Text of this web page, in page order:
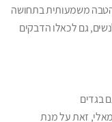
משמעותית בתחושה
גם לכאלו הדבקים
בגדים
זאת על מנת